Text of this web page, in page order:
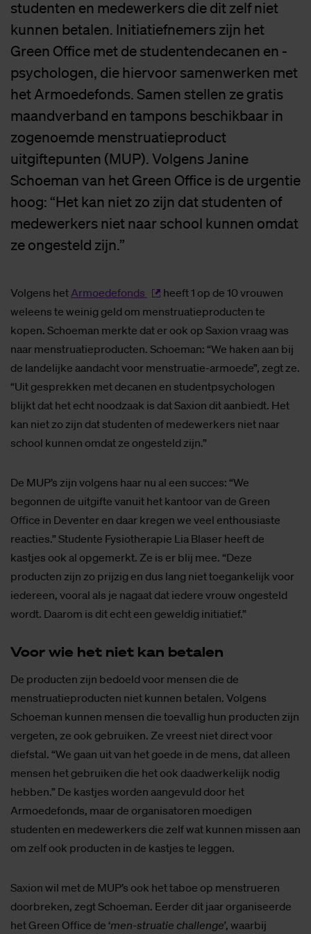
studenten en medewerkers die dit zelf niet
kunnen betalen. Initiatiefnemers zijn het
Green Office met de studentendecanen en -
psychologen, die hiervoor samenwerken met
het Armoedefonds. Samen stellen ze gratis
maandverband en tampons beschikbaar in
zogenoemde menstruatieproduct
uitgiftepunten (MUP). Volgens Janine
Schoeman van het Green Office is de urgentie
hoog: “Het kan niet zo zijn dat studenten of
medewerkers niet naar school kunnen omdat
ze ongesteld zijn.”
Volgens hetArmoedefonds
heeft 1 op de 10 vrouwen
weleens te weinig geld om menstruatieproducten te
kopen. Schoeman merkte dat er ook op Saxion vraag was
naar menstruatieproducten. Schoeman: “We haken aan bij
de landelijke aandacht voor menstruatie-armoede”, zegt ze.
“Uit gesprekken met decanen en studentpsychologen
blijkt dat het echt noodzaak is dat Saxion dit aanbiedt. Het
kan niet zo zijn dat studenten of medewerkers niet naar
school kunnen omdat ze ongesteld zijn.”
De MUP’s zijn volgens haar nu al een succes: “We
begonnen de uitgifte vanuit het kantoor van de Green
Office in Deventer en daar kregen we veel enthousiaste
reacties.” Studente Fysiotherapie Lia Blaser heeft de
kastjes ook al opgemerkt. Ze is er blij mee. “Deze
producten zijn zo prijzig en dus lang niet toegankelijk voor
iedereen, vooral als je nagaat dat iedere vrouw ongesteld
wordt. Daarom is dit echt een geweldig initiatief.”
Voor wie het niet kan be­ta­len
De producten zijn bedoeld voor mensen die de
menstruatieproducten niet kunnen betalen. Volgens
Schoeman kunnen mensen die toevallig hun producten zijn
vergeten, ze ook gebruiken. Ze vreest niet direct voor
diefstal. “We gaan uit van het goede in de mens, dat alleen
mensen het gebruiken die het ook daadwerkelijk nodig
hebben.” De kastjes worden aangevuld door het
Armoedefonds, maar de organisatoren moedigen
studenten en medewerkers die zelf wat kunnen missen aan
om zelf ook producten in de kastjes te leggen.
Saxion wil met de MUP’s ook het taboe op menstrueren
doorbreken, zegt Schoeman. Eerder dit jaar organiseerde
het Green Office de ‘men-struatie challenge’, waarbij